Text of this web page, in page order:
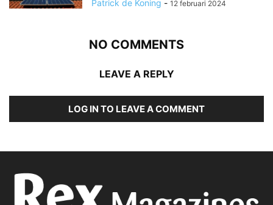
Patrick de Koning - 12 februari 2024
NO COMMENTS
LEAVE A REPLY
LOG IN TO LEAVE A COMMENT